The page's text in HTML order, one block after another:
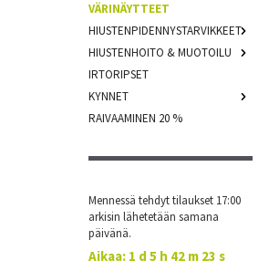
VÄRINÄYTTEET
HIUSTENPIDENNYSTARVIKKEET
HIUSTENHOITO & MUOTOILU
IRTORIPSET
KYNNET
RAIVAAMINEN 20 %
Mennessä tehdyt tilaukset 17:00
arkisin lähetetään samana
päivänä.
Aikaa: 1 d 5 h 42 m 22 s